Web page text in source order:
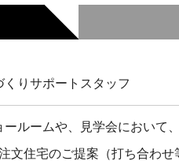
くりサポートスタッフ
ールームや、見学会において
文住宅のご提案（打ち合わせ